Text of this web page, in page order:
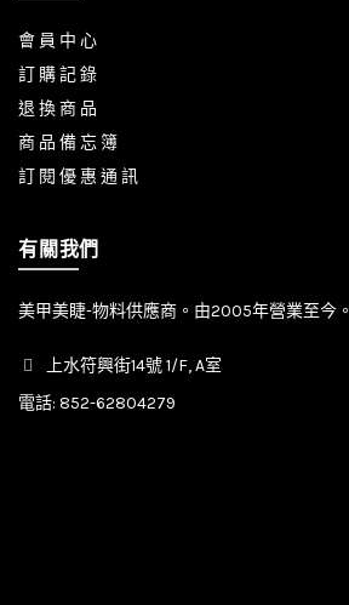
會 員 中 心
訂 購 記 錄
退 換 商 品
商 品 備 忘 簿
訂 閱 優 惠 通 訊
有關我們
美甲美睫-物料供應商。由2005年營業至今。
上水符興街14號 1/F, A室
電話: 852-62804279